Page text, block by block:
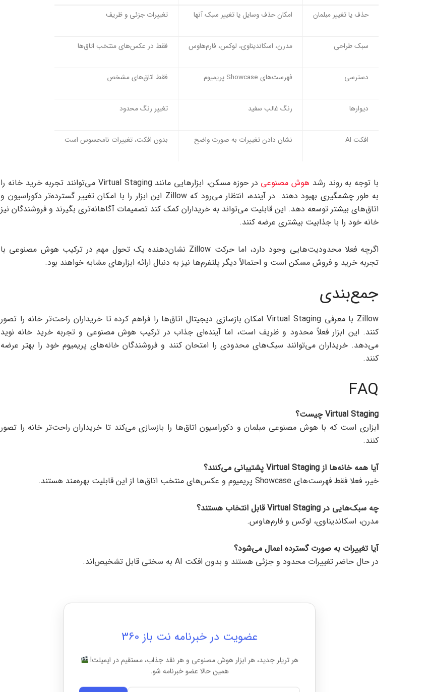
حذف یا تغییر مبلمان امکان حذف وسایل یا تغییر سبک آنها تغییرات جزئی و ظریف
سبک طراحی مدرن، اسکاندیناوی، لوکس، فارم‌هاوس فقط در عکس‌های منتخب اتاق‌ها
دسترسی فهرست‌های Showcase پریمیوم فقط اتاق‌های مشخص
دیوارها رنگ غالب سفید تغییر رنگ محدود
افکت AI نشان دادن تغییرات به صورت واضح بدون افکت، تغییرات نامحسوس است
با توجه به روند رشد هوش مصنوعی
در حوزه مسکن، ابزارهایی مانند Virtual Staging می‌توانند تجربه خرید خانه را
به طور چشمگیری بهبود دهند. در آینده، انتظار می‌رود که Zillow این ابزار را با امکان تغییر گسترده‌تر دکوراسیون و
اتاق‌های بیشتر توسعه دهد. این قابلیت می‌تواند به خریداران کمک کند تصمیمات آگاهانه‌تری بگیرند و فروشندگان نیز
خانه خود را با جذابیت بیشتری عرضه کنند.
اگرچه فعلا محدودیت‌هایی وجود دارد، اما حرکت Zillow نشان‌دهنده یک تحول مهم در ترکیب هوش مصنوعی با
تجربه خرید و فروش مسکن است و احتمالاً دیگر پلتفرم‌ها نیز به دنبال ارائه ابزارهای مشابه خواهند بود.
جمع‌بندی
Zillow با معرفی Virtual Staging امکان بازسازی دیجیتال اتاق‌ها را فراهم کرده تا خریداران راحت‌تر خانه را تصور
کنند. این ابزار فعلاً محدود و ظریف است، اما آینده‌ای جذاب در ترکیب هوش مصنوعی و تجربه خرید خانه نوید
می‌دهد. خریداران می‌توانند سبک‌های محدودی را امتحان کنند و فروشندگان خانه‌های پریمیوم خود را بهتر عرضه
کنند.
FAQ
Virtual Staging چیست؟
ابزاری است که با هوش مصنوعی مبلمان و دکوراسیون اتاق‌ها را بازسازی می‌کند تا خریداران راحت‌تر خانه را تصور
کنند.
آیا همه خانه‌ها از Virtual Staging
پشتیبانی می‌کنند؟
خیر، فعلا فقط فهرست‌های Showcase پریمیوم و عکس‌های منتخب اتاق‌ها از این قابلیت بهره‌مند هستند.
چه سبک‌هایی در Virtual Staging
قابل انتخاب هستند؟
مدرن، اسکاندیناوی، لوکس و فارم‌هاوس.
آیا تغییرات به صورت گسترده اعمال می‌شود؟
در حال حاضر تغییرات محدود و جزئی هستند و بدون افکت AI به سختی قابل تشخیص‌اند.
عضویت در خبرنامه نت باز 360
هر تریلر جدید، هر ابزار هوش مصنوعی و هر نقد جذاب، مستقیم در ایمیلت!
همین حالا عضو خبرنامه شو.